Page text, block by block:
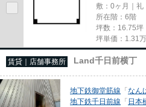
敷：0ヶ月｜礼
所在階：6階
坪数：16.75坪
坪単価： 1.31
賃貸｜店舗事務所 Land千日前横丁
地下鉄御堂筋線 「なん
地下鉄千日前線 「 日本